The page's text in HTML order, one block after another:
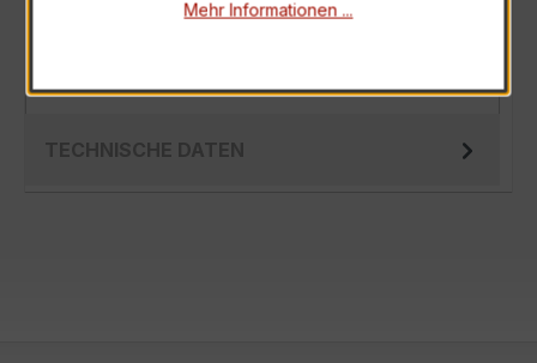
Kl.1 ist ein kompakter, hochpräziser
TECHNISCHE DATEN
Mehr Informationen ...